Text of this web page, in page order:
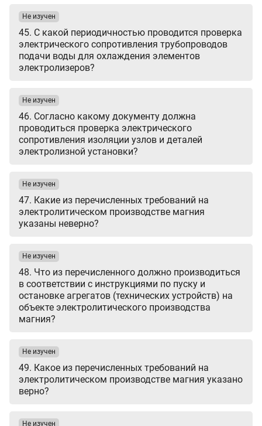
45. С какой периодичностью проводится проверка
электрического сопротивления трубопроводов
подачи воды для охлаждения элементов
электролизеров?
Не изучен
46. Согласно какому документу должна
проводиться проверка электрического
сопротивления изоляции узлов и деталей
электролизной установки?
Не изучен
47. Какие из перечисленных требований на
электролитическом производстве магния
указаны неверно?
Не изучен
48. Что из перечисленного должно производиться
в соответствии с инструкциями по пуску и
остановке агрегатов (технических устройств) на
объекте электролитического производства
магния?
Не изучен
49. Какое из перечисленных требований на
электролитическом производстве магния указано
верно?
Не изучен
Не изучен